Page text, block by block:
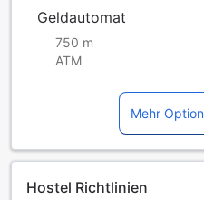
Geldautomat
750 m
ATM
Mehr
Hostel Richtlinien